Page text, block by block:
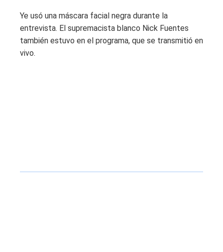
Ye usó una máscara facial negra durante la
entrevista. El supremacista blanco Nick Fuentes
también estuvo en el programa, que se transmitió en
vivo.